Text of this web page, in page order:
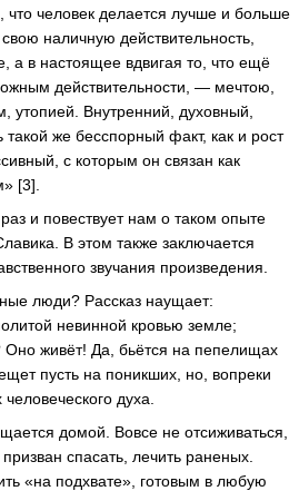
что человек делается лучше и больше
наличную действительность,
а в настоящее вдвигая то, что ещё
действительности, — мечтою,
утопией. Внутренний, духовный,
же бесспорный факт, как и рост
с которым он связан как
[3].
и повествует нам о таком опыте
В этом также заключается
звучания произведения.
люди? Рассказ наущает:
невинной кровью земле;
живёт! Да, бьётся на пепелищах
пусть на поникших, но, вопреки
духа.
домой. Вовсе не отсиживаться,
спасать, лечить раненых.
«на подхвате», готовым в любую